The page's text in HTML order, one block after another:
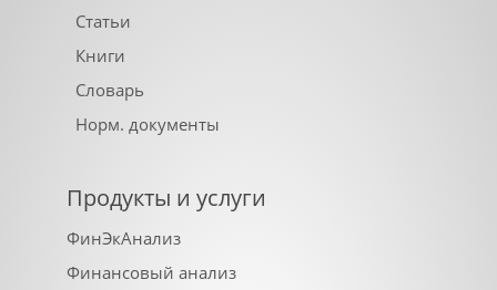
Статьи
Книги
Словарь
Норм. документы
Продукты и услуги
ФинЭкАнализ
Финансовый анализ